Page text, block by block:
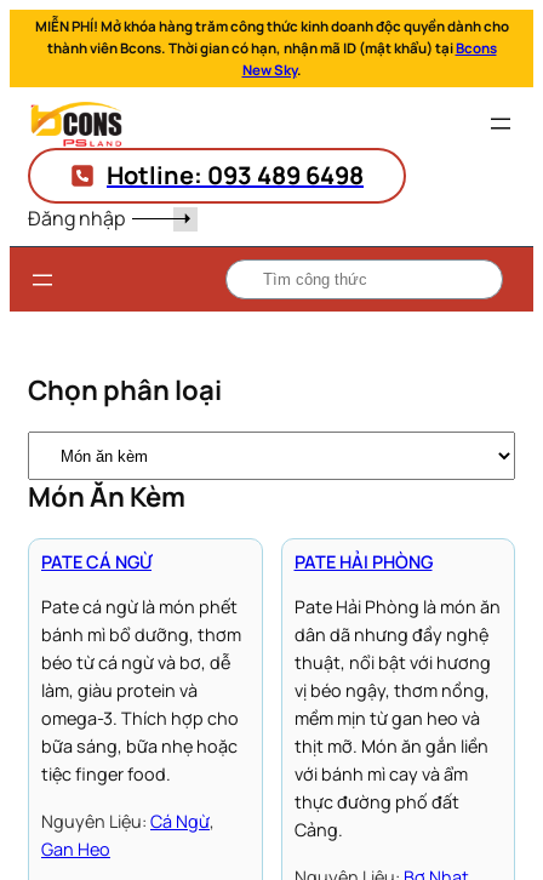
MIỄN PHÍ! Mở khóa hàng trăm công thức kinh doanh độc quyền dành cho
thành viên Bcons. Thời gian có hạn, nhận mã ID (mật khẩu) tạiBcons
New Sky.
Hotline: 093 489 6498
Đăng nhập
Chọn phân loại
Danh
Món Ăn Kèm
PATE CÁ NGỪ
Pate cá ngừ là món phết
bánh mì bổ dưỡng, thơm
béo từ cá ngừ và bơ, dễ
làm, giàu protein và
omega-3. Thích hợp cho
bữa sáng, bữa nhẹ hoặc
tiệc finger food.
Nguyên Liệu: Cá Ngừ
Gan Heo
PATE HẢI PHÒNG
Pate Hải Phòng là món ăn
dân dã nhưng đầy nghệ
thuật, nổi bật với hương
vị béo ngậy, thơm nồng,
mềm mịn từ gan heo và
thịt mỡ. Món ăn gắn liền
với bánh mì cay và ẩm
thực đường phố đất
Cảng.